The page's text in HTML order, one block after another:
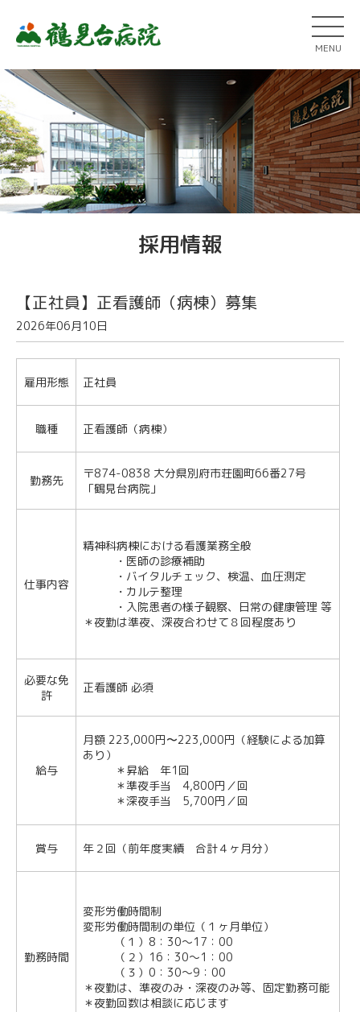
MENU
採用情報
【正社員】正看護師（病棟）募集
2026年06月10日
雇用形態 正社員
職種 正看護師（病棟）
勤務先
〒874-0838 大分県別府市荘園町66番27号
「鶴見台病院」
仕事内容
精神科病棟における看護業務全般
・医師の診療補助
・バイタルチェック、検温、血圧測定
・カルテ整理
・入院患者の様子観察、日常の健康管理 等
＊夜勤は準夜、深夜合わせて８回程度あり
必要な免
許
正看護師 必須
給与
月額 223,000円〜223,000円（経験による加算
あり）
＊昇給 年1回
＊準夜手当 4,800円／回
＊深夜手当 5,700円／回
賞与 年２回（前年度実績 合計４ヶ月分）
勤務時間
変形労働時間制
変形労働時間制の単位（１ヶ月単位）
（１）8：30～17：00
（２）16：30～1：00
（３）0：30～9：00
＊夜勤は、準夜のみ・深夜のみ等、固定勤務可能
＊夜勤回数は相談に応じます